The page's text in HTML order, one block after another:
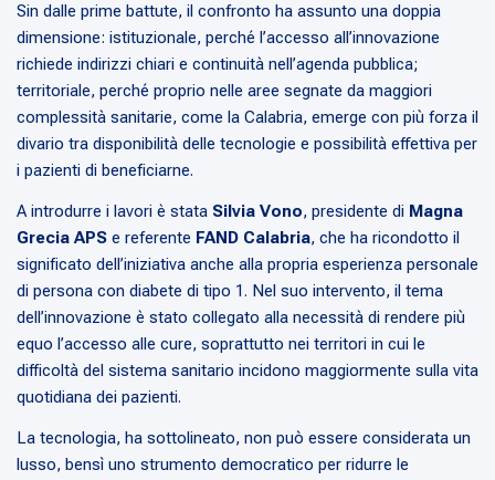
Sin dalle prime battute, il confronto ha assunto una doppia
dimensione: istituzionale, perché l’accesso all’innovazione
richiede indirizzi chiari e continuità nell’agenda pubblica;
territoriale, perché proprio nelle aree segnate da maggiori
complessità sanitarie, come la Calabria, emerge con più forza il
divario tra disponibilità delle tecnologie e possibilità effettiva per
i pazienti di beneficiarne.
A introdurre i lavori è stata Silvia Vono, presidente di Magna
Grecia APS e referente FAND Calabria, che ha ricondotto il
significato dell’iniziativa anche alla propria esperienza personale
di persona con diabete di tipo 1. Nel suo intervento, il tema
dell’innovazione è stato collegato alla necessità di rendere più
equo l’accesso alle cure, soprattutto nei territori in cui le
difficoltà del sistema sanitario incidono maggiormente sulla vita
quotidiana dei pazienti.
La tecnologia, ha sottolineato, non può essere considerata un
lusso, bensì uno strumento democratico per ridurre le